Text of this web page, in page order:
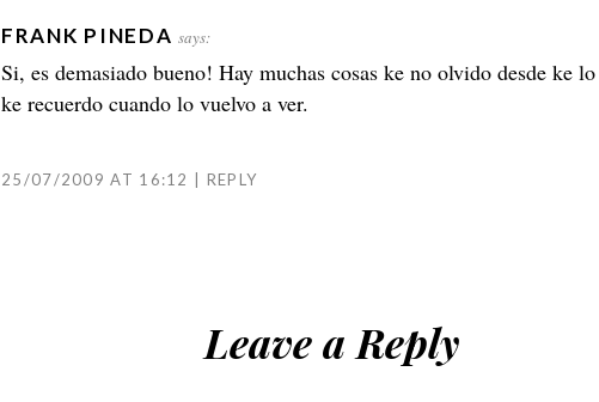
FRANK PINEDA says:
Si, es demasiado bueno! Hay muchas cosas ke no olvido desde ke
ke recuerdo cuando lo vuelvo a ver.
25/07/2009 AT 16:12 REPLY
Leave a Reply